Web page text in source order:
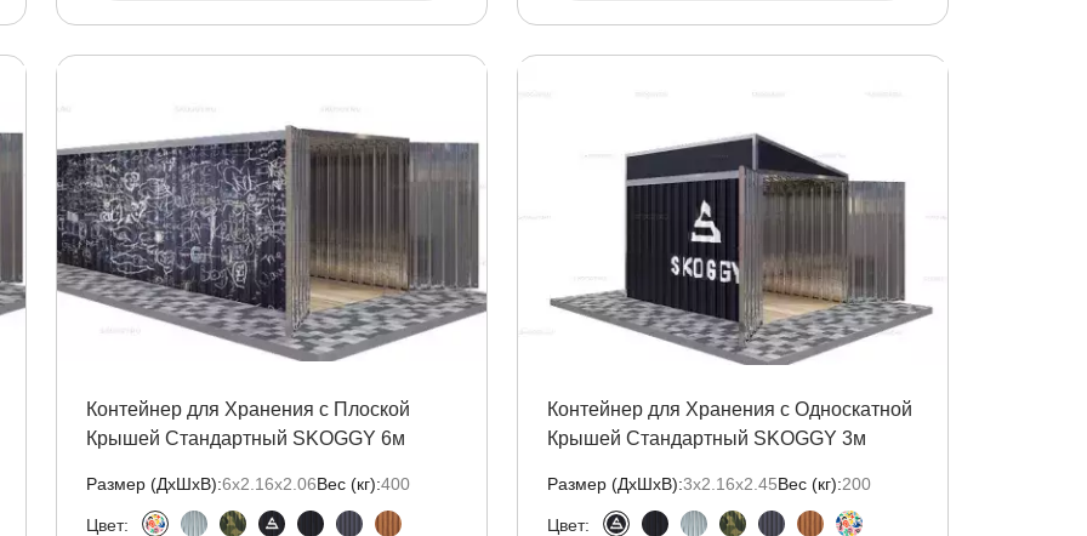
Контейнер для Хранения с Плоской
Крышей Стандартный SKOGGY 6м
Размер (ДxШxВ):6х2.16х2.06Вес (кг):400
Цвет:
Контейнер для Хранения с Односкатной
Крышей Стандартный SKOGGY 3м
Размер (ДxШxВ):3х2.16х2.45Вес (кг):200
Цвет: